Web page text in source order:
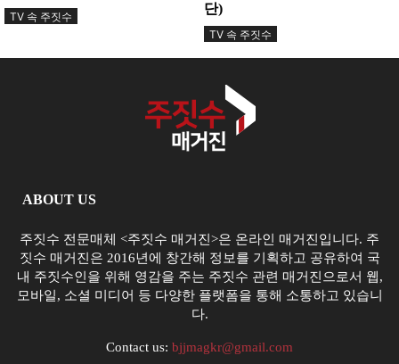
TV 속 주짓수
단)
TV 속 주짓수
ABOUT US
주짓수 전문매체 <주짓수 매거진>은 온라인 매거진입니다. 주
짓수 매거진은 2016년에 창간해 정보를 기획하고 공유하여 국
내 주짓수인을 위해 영감을 주는 주짓수 관련 매거진으로서 웹,
모바일, 소셜 미디어 등 다양한 플랫폼을 통해 소통하고 있습니
다.
Contact us: bjjmagkr@gmail.com